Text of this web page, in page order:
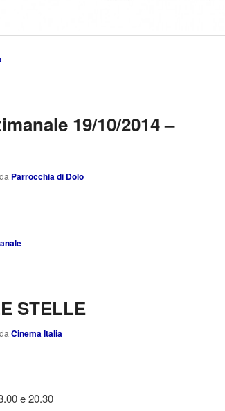
19/10/2014 –
da Parrocchia di Dolo
STELLE
da Cinema Italia
e 20.30